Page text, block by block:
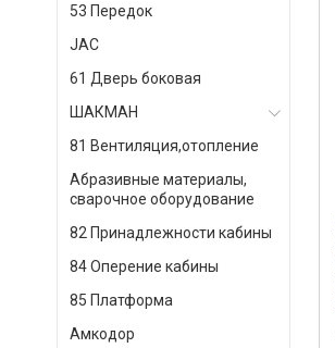
53 Передок
JAC
61 Дверь боковая
ШАКМАН
81 Вентиляция,отопление
Абразивные материалы,
сварочное оборудование
82 Принадлежности кабины
84 Оперение кабины
85 Платформа
Амкодор
Стакан-отстойник ФГОТ
PL270,420 без датчика 1105041
(PRELINE) Альтернатива
PL-270/420 (АМ-34-029)
в наличии